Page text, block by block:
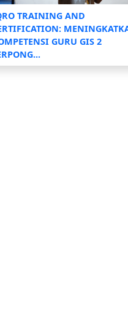
TRAINING AND
GURU GIS 2